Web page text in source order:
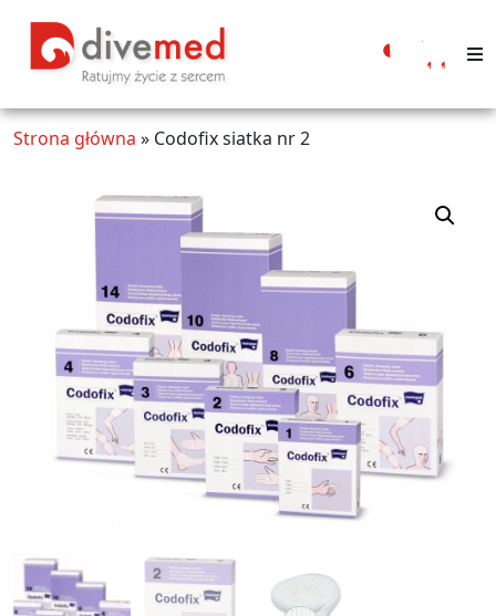
Moje
Strona główna » Codofix siatka nr 2